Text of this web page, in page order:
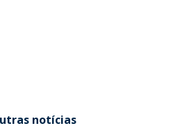
notícias